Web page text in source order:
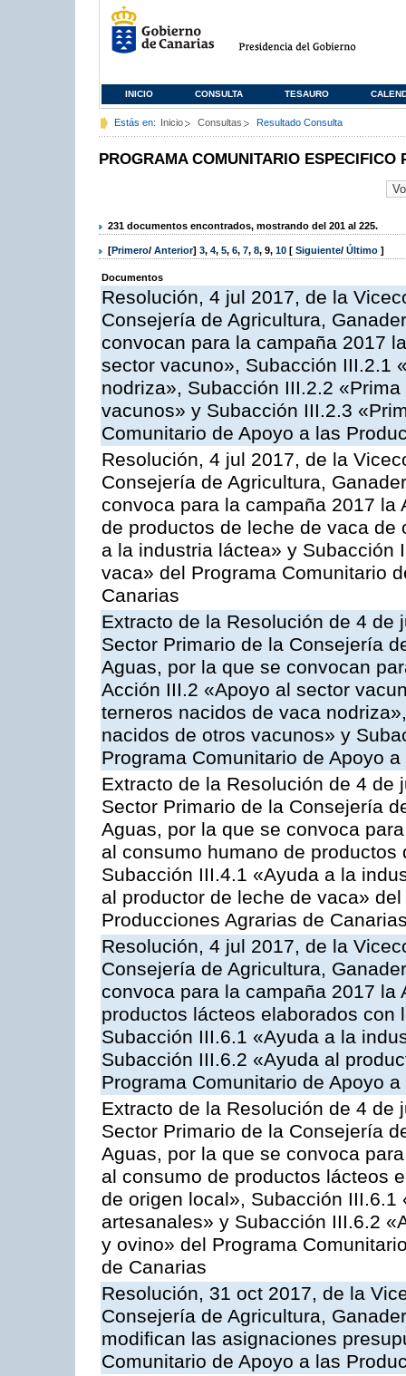
INICIO CONSULTA TESAURO
Estás en: Inicio Consultas Resultado Consulta
PROGRAMA COMUNITARIO ESPECIFICO
231 documentos encontrados, mostrando del 201 al 225.
[Primero/ Anterior] 3, 4, 5, 6, 7, 8, 9, 10 [ Siguiente/ Último ]
Documentos
Resolución, 4 jul 2017, de la
Consejería de Agricultura,
convocan para la campaña 2017
sector vacuno», Subacción III.2.1
nodriza», Subacción III.2.2
vacunos» y Subacción III.2.3
Comunitario de Apoyo a las
Resolución, 4 jul 2017, de la
Consejería de Agricultura,
convoca para la campaña 2017
de productos de leche de vaca
a la industria láctea» y Subacción
vaca» del Programa Comunitario
Canarias
Extracto de la Resolución de 4
Sector Primario de la Consejería
Aguas, por la que se convocan
Acción III.2 «Apoyo al sector
terneros nacidos de vaca
nacidos de otros vacunos» y
Programa Comunitario de Apoyo
Extracto de la Resolución de 4
Sector Primario de la Consejería
Aguas, por la que se convoca
al consumo humano de
Subacción III.4.1 «Ayuda a la
al productor de leche de vaca»
Producciones Agrarias de
Resolución, 4 jul 2017, de la
Consejería de Agricultura,
convoca para la campaña 2017
productos lácteos elaborados
Subacción III.6.1 «Ayuda a la
Subacción III.6.2 «Ayuda al
Programa Comunitario de Apoyo
Extracto de la Resolución de 4
Sector Primario de la Consejería
Aguas, por la que se convoca
al consumo de productos lácteos
de origen local», Subacción
artesanales» y Subacción III.6.2
y ovino» del Programa
de Canarias
Resolución, 31 oct 2017, de la
Consejería de Agricultura,
modifican las asignaciones
Comunitario de Apoyo a las